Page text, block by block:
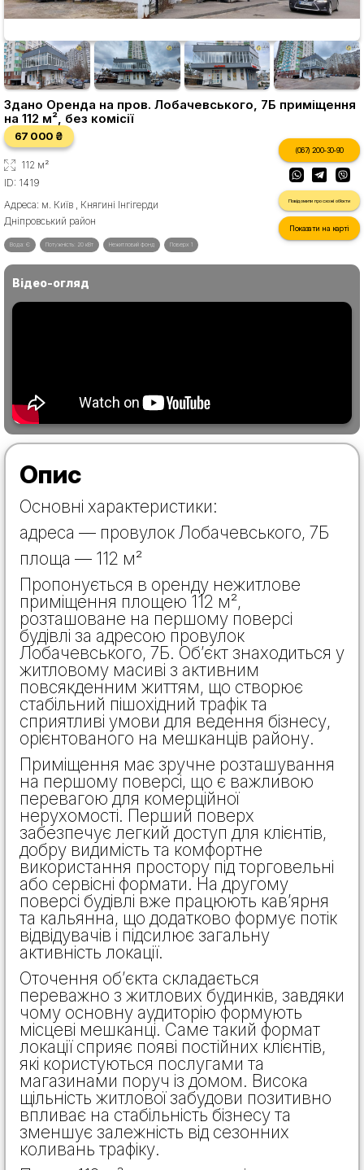
Здано Оренда на пров. Лобачевського, 7Б приміщення
на 112 м², без комісії
67 000 ₴
112 м²
ID: 1419
Адреса: м. Київ , Княгині Інгігерди
Дніпровський район
(067) 200-30-90
Повідомити про схожі об'єкти
Показати на карті
Вода: Є Потужність: 20 кВт Нежитловий фонд Поверх 1
Відео-огляд
Опис
Основні характеристики:
адреса — провулок Лобачевського, 7Б
площа — 112 м²
Пропонується в оренду нежитлове
приміщення площею 112 м²,
розташоване на першому поверсі
будівлі за адресою провулок
Лобачевського, 7Б. Об’єкт знаходиться у
житловому масиві з активним
повсякденним життям, що створює
стабільний пішохідний трафік та
сприятливі умови для ведення бізнесу,
орієнтованого на мешканців району.
Приміщення має зручне розташування
на першому поверсі, що є важливою
перевагою для комерційної
нерухомості. Перший поверх
забезпечує легкий доступ для клієнтів,
добру видимість та комфортне
використання простору під торговельні
або сервісні формати. На другому
поверсі будівлі вже працюють кав’ярня
та кальянна, що додатково формує потік
відвідувачів і підсилює загальну
активність локації.
Оточення об’єкта складається
переважно з житлових будинків, завдяки
чому основну аудиторію формують
місцеві мешканці. Саме такий формат
локації сприяє появі постійних клієнтів,
які користуються послугами та
магазинами поруч із домом. Висока
щільність житлової забудови позитивно
впливає на стабільність бізнесу та
зменшує залежність від сезонних
коливань трафіку.